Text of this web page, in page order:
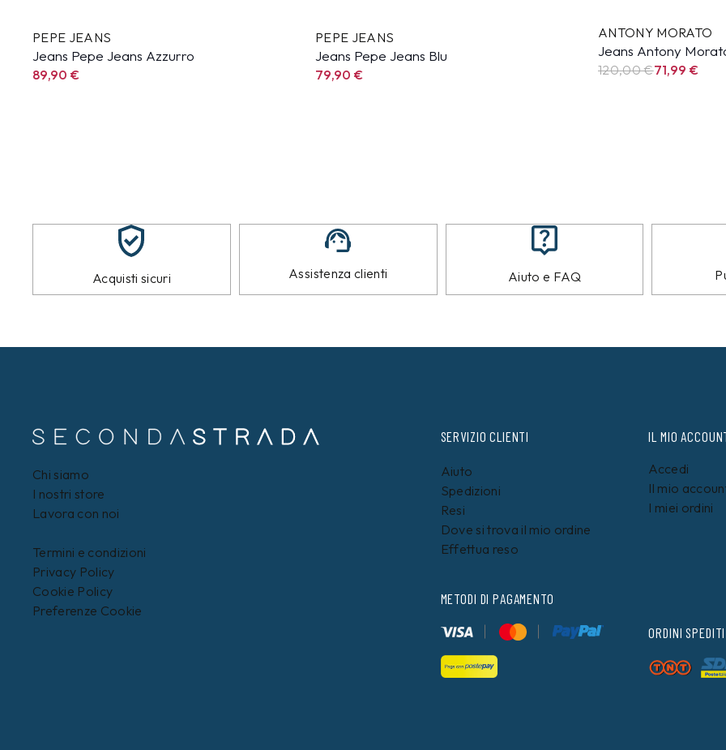
PEPE JEANS
Jeans Pepe Jeans Azzurro
89,90€
PEPE JEANS
Jeans Pepe Jeans Blu
79,90€
ANTONY MORATO
Jeans Antony
120,00 €71,99 €
Acquisti sicuri Assistenza clienti Aiuto e FAQ
Chi siamo
I nostri store
Lavora con noi
Termini e condizioni
Privacy Policy
Cookie Policy
Preferenze Cookie
SERVIZIO CLIENTI
Aiuto
Spedizioni
Resi
Dove si trova il mio ordine
Effettua reso
METODI DI PAGAMENTO
IL MIO
Accedi
Il mio
I miei ordini
ORDINI